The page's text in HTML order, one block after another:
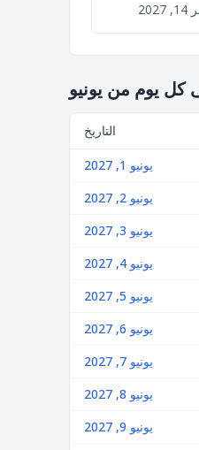
كل يوم من يونيو
التاريخ
يونيو 1, 2027
يونيو 2, 2027
يونيو 3, 2027
يونيو 4, 2027
يونيو 5, 2027
يونيو 6, 2027
يونيو 7, 2027
يونيو 8, 2027
يونيو 9, 2027